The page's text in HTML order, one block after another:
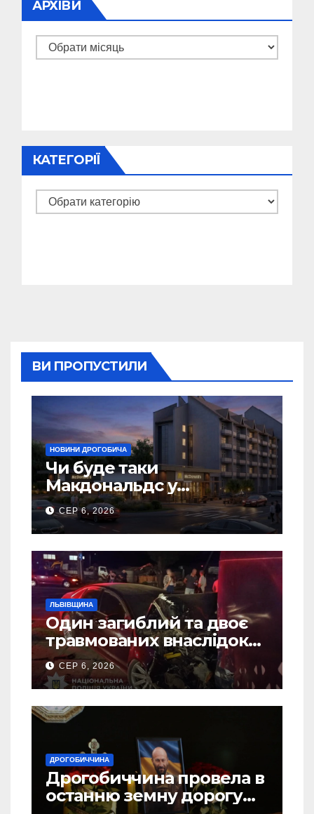
АРХІВИ
Архіви
КАТЕГОРІЇ
Категорії
ВИ ПРОПУСТИЛИ
НОВИНИ ДРОГОБИЧА
Чи буде таки
Макдональдс у
Дрогобичі? (Фото)
СЕР 6, 2026
ЛЬВІВЩИНА
Один загиблий та двоє
травмованих внаслідок
ДТП на Самбірщині
СЕР 6, 2026
ДРОГОБИЧЧИНА
Дрогобиччина провела в
останню земну дорогу